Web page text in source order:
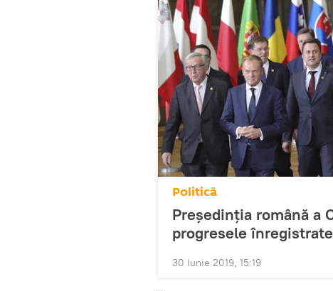
Politică
Președinția română a
progresele înregistrate
30 Iunie 2019, 15:19